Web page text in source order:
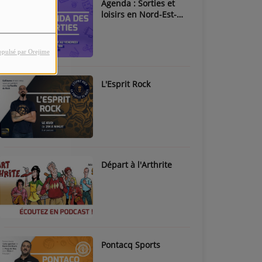
par Orejime
Agenda : Sorties et
loisirs en Nord-Est-
L'Esprit Rock
Départ à l'Arthrite
Pontacq Sports